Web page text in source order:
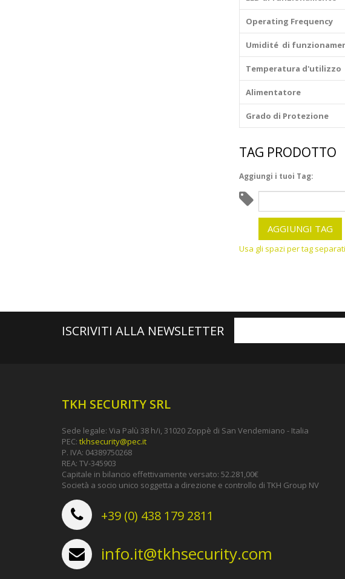
Operating Frequency
Umidité di
Temperatura d'utilizzo
Alimentatore
Grado di Protezione
TAG PRODOTTO
Aggiungi i tuoi Tag:
AGGIUNGI TAG
Usa gli spazi per tag
ISCRIVITI ALLA NEWSLETTER
TKH SECURITY SRL
Sede legale: Via Palù 38 h/i, 31020 Zoppè di San Vendemiano - Italia
PEC: tkhsecurity@pec.it
P. IVA: 04389750268
REA: TV-345903
Capitale in bilancio effettivamente versato: 52.281,00€
Società a socio unico soggetta a direzione e controllo di TKH Group NV
+39 (0) 438 179 2811
info.it@tkhsecurity.com